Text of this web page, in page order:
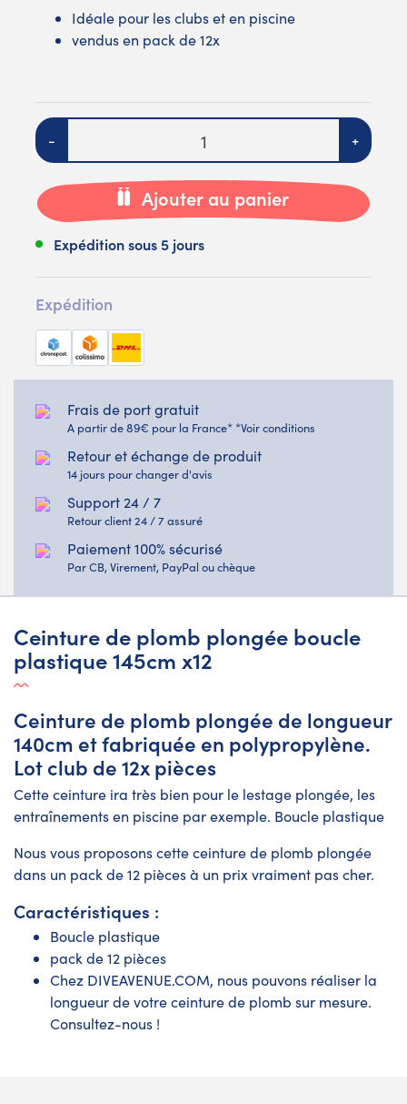
Idéale pour les clubs et en piscine
vendus en pack de 12x
Quantité
- +
Ajouter au panier
Expédition sous 5 jours
Expédition
Frais de port gratuit
A partir de 89€ pour la France* *Voir conditions
Retour et échange de produit
14 jours pour changer d'avis
Support 24 / 7
Retour client 24 / 7 assuré
Paiement 100% sécurisé
Par CB, Virement, PayPal ou chèque
Ceinture de plomb plongée boucle
plastique 145cm x12
Ceinture de plomb plongée de longueur
140cm et fabriquée en polypropylène.
Lot club de 12x pièces
Cette ceinture ira très bien pour le lestage plongée, les
entraînements en piscine par exemple. Boucle plastique
Nous vous proposons cette ceinture de plomb plongée
dans un pack de 12 pièces à un prix vraiment pas cher.
Caractéristiques :
Boucle plastique
pack de 12 pièces
Chez DIVEAVENUE.COM, nous pouvons réaliser la
longueur de votre ceinture de plomb sur mesure.
Consultez-nous !